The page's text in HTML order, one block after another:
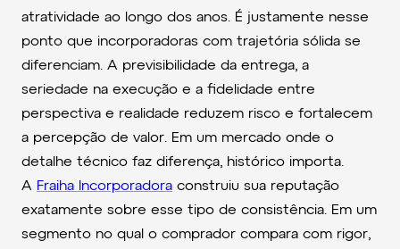
atratividade ao longo dos anos. É justamente nesse
ponto que incorporadoras com trajetória sólida se
diferenciam. A previsibilidade da entrega, a
seriedade na execução e a fidelidade entre
perspectiva e realidade reduzem risco e fortalecem
a percepção de valor. Em um mercado onde o
detalhe técnico faz diferença, histórico importa.
A Fraiha Incorporadora construiu sua reputação
exatamente sobre esse tipo de consistência. Em um
segmento no qual o comprador compara com rigor,